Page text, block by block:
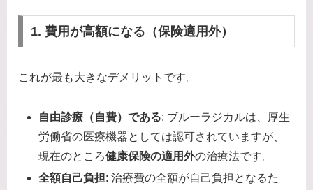
1. 費用が高額になる（保険適用外）
これが最も大きなデメリットです。
自由診療（自費）である: ブルーラジカルは、厚生
労働省の医療機器としては認可されていますが、
現在のところ健康保険の適用外の治療法です。
全額自己負担: 治療費の全額が自己負担となるた